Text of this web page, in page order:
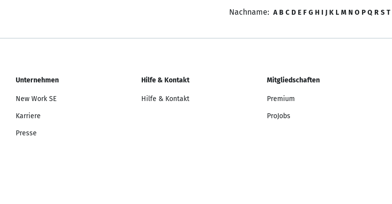
Nachname: A B C D E F G H I J K L M N O P Q R S T
Unternehmen
New Work SE
Karriere
Presse
Hilfe & Kontakt
Hilfe & Kontakt
Mitgliedschaften
Premium
ProJobs